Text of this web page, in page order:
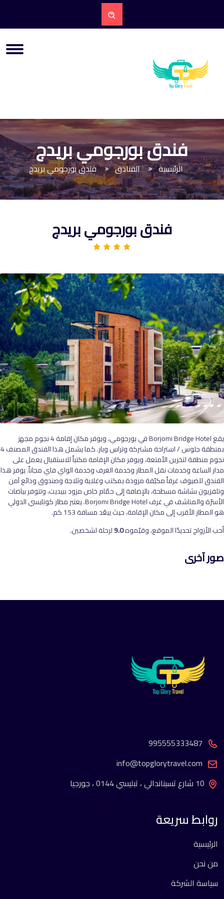
فندق بورجومي بريدج
الرئيسية الفنادق فندق بورجومي بريدج
فندق بورجومي بريدج
يقع Borjomi Bridge Hotel في بورجومي، ويوفر مكان إقامة 4 نجوم مجهز
بمنطقة جلوس / استراحة مشتركة وتراس وبار. كما يشمل هذا الفندق المصنف 4
نجوم منطقة لتخزين الأمتعة، ويوفر مكان الإقامة مكتباً للاستقبال يعمل على
مدار الساعة وخدمات نقل المطار وخدمة الغرف وخدمة الواي فاي مجاناً. يوفر هذا
الفندق للضيوف غرفاً مكيّفة مزودة بمكتب وغلاية وثلاجة وصندوق ودائع آمن
وتلفزيون بشاشة مسطحة، بالإضافة إلى حمّام خاص مزود ببيديت، وتتوفر بياضات
الأسرّة والمناشف في غرف Borjomi Bridge Hotel. يعتبر مطار كوتايسي الدولي
هو المطار الأقرب إلى مكان الإقامة، حيث يبعُد مسافة 153 كم.
أحب الأزواج تحديدًا الموقع، وقيّموه9.0لرحلة لشخصين.
صور آخرى
995555333487
info@topglorytravel.com
10 شارع تسيناندالي ، تبليسي 0144 ، جورجيا
روابط سريعة
الرئيسية
من نحن
سياسة الشركة